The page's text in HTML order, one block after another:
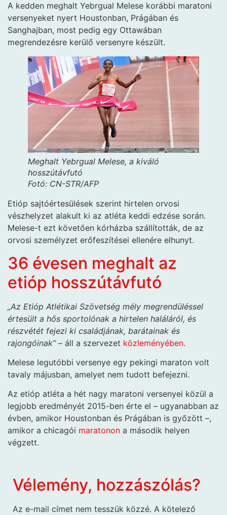
A kedden meghalt Yebrgual Melese korábbi maratoni
versenyeket nyert Houstonban, Prágában és
Sanghajban, most pedig egy Ottawában
megrendezésre kerülő versenyre készült.
Meghalt Yebrgual Melese, a kiváló
hosszútávfutó
Fotó: CN-STR/AFP
Etióp sajtóértesülések szerint hirtelen orvosi
vészhelyzet alakult ki az atléta keddi edzése során.
Melese-t ezt követően kórházba szállították, de az
orvosi személyzet erőfeszítései ellenére elhunyt.
36 évesen meghalt az
etióp hosszútávfutó
„Az Etióp Atlétikai Szövetség mély megrendüléssel
értesült a hős sportolónak a hirtelen haláláról, és
részvétét fejezi ki családjának, barátainak és
rajongóinak” – áll a szervezet közleményében.
Melese legutóbbi versenye egy pekingi maraton volt
tavaly májusban, amelyet nem tudott befejezni.
Az etióp atléta a hét nagy maratoni versenyei közül a
legjobb eredményét 2015-ben érte el – ugyanabban az
évben, amikor Houstonban és Prágában is győzött –,
amikor a chicagói maratonon a második helyen
végzett.
Vélemény, hozzászólás?
Az e-mail címet nem tesszük közzé. A kötelező